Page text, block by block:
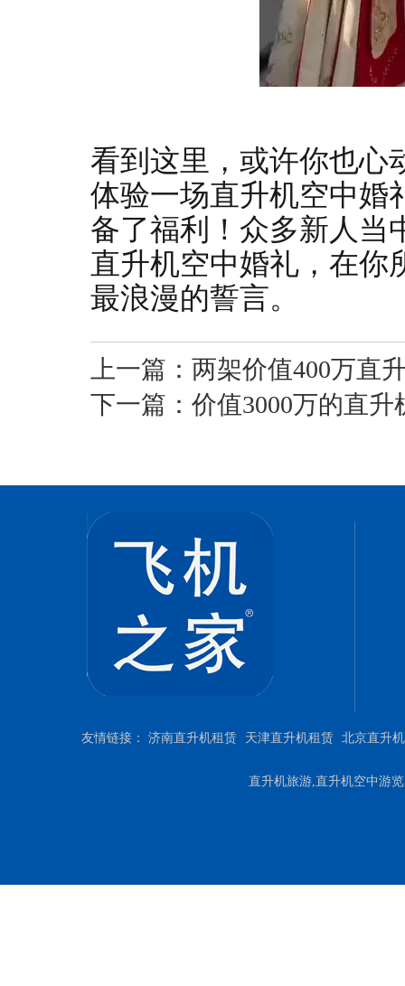
看到这里，或许你也心
体验一场直升机空中婚
备了福利！众多新人当
直升机空中婚礼，在你
最浪漫的誓言。
上一篇： 两架价值400万直
下一篇： 价值3000万的直
友情链接： 济南直升机租赁 天津直升机租赁 北京直升
直升机旅游,直升机空中游